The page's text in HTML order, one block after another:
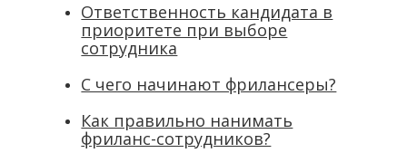
Ответственность кандидата в
приоритете при выборе
сотрудника
С чего начинают фрилансеры?
Как правильно нанимать
фриланс-сотрудников?